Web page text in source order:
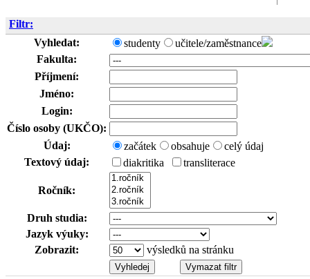
Filtr:
Vyhledat:
studenty
učitele/zaměstnance
Fakulta:
Příjmení:
Jméno:
Login:
Číslo osoby (UKČO):
Údaj:
začátek obsahuje
celý údaj
Textový údaj:
diakritika transliterace
Ročník:
Druh studia:
Jazyk výuky:
Zobrazit:
výsledků na stránku